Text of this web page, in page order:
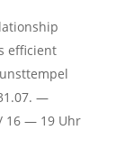
efficient
—
16 — 19 Uhr